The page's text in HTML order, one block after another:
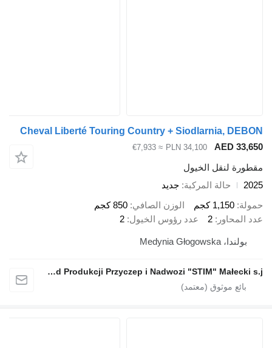
Cheval Liberté Touring Country + Siodlarnia,
AED
PLN 34,100
≈ €7,933
لنقل الخيول
حالة المركبة جديد
1,150 كجم الوزن الصافي 850 كجم
2 عدد رؤوس الخيول 2
Zakład Produkcji Przyczep i Nadwozi "STIM" Małecki s.j.